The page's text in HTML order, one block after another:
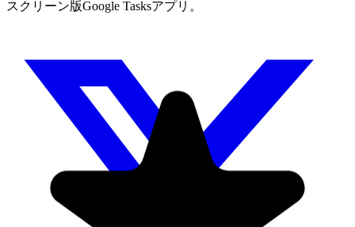
"I love the simple, intuitive interface and the Add to Tasks feature,
especially as I work through my emails! Sharing my tasks is also
easy. Overall, outstanding and simple to use, and that means a lot
スクリーン版Google Tasksアプリ。